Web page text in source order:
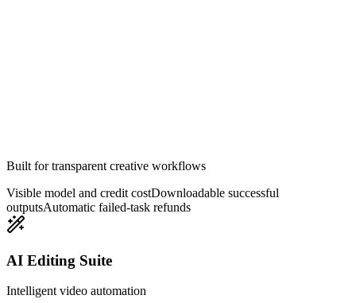
Built for transparent creative workflows
Visible model and credit costDownloadable successful
outputsAutomatic failed-task refunds
AI Editing Suite
Intelligent video automation